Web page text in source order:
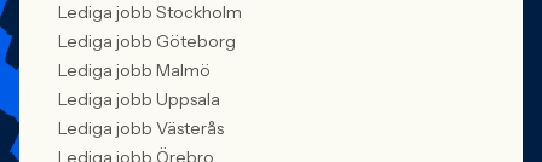
Lediga jobb Stockholm
Lediga jobb Göteborg
Lediga jobb Malmö
Lediga jobb Uppsala
Lediga jobb Västerås
Lediga jobb Örebro